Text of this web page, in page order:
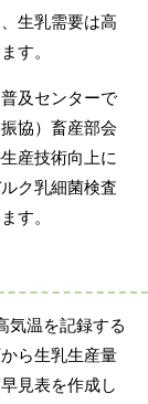
生乳需要は高
す。
及センターで
協）畜産部会
産技術向上に
ク乳細菌検査
す。
気温を記録する
ら生乳生産量
見表を作成し